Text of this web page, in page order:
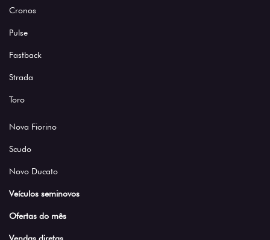
Cronos
Pulse
Fastback
Strada
Toro
Nova Fiorino
Scudo
Novo Ducato
Veículos seminovos
Ofertas do mês